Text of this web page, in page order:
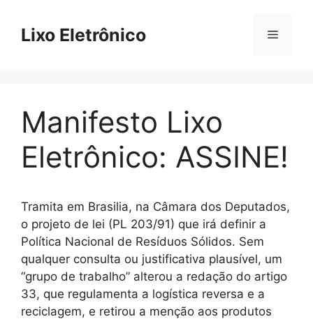
contentLixo Eletrônico Menu
Manifesto Lixo
Eletrônico: ASSINE!
Tramita em Brasilia, na Câmara dos Deputados,
o projeto de lei (PL 203/91) que irá definir a
Política Nacional de Resíduos Sólidos. Sem
qualquer consulta ou justificativa plausível, um
“grupo de trabalho” alterou a redação do artigo
33, que regulamenta a logística reversa e a
reciclagem, e retirou a menção aos produtos